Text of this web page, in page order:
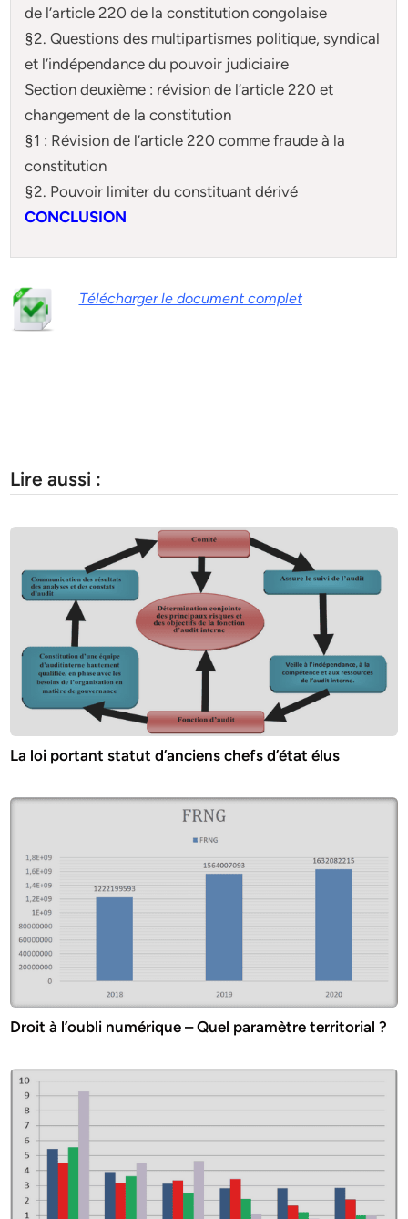
de l’article 220 de la constitution congolaise
§2. Questions des multipartismes politique, syndical
et l’indépendance du pouvoir judiciaire
Section deuxième : révision de l’article 220 et
changement de la constitution
§1 : Révision de l’article 220 comme fraude à la
constitution
§2. Pouvoir limiter du constituant dérivé
CONCLUSION
Télécharger le document complet
Lire aussi :
La loi portant statut d’anciens chefs d’état élus
Droit à l’oubli numérique – Quel paramètre territorial ?